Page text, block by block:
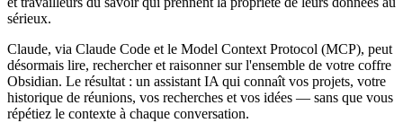
sérieux.
Claude, via Claude Code et le Model Context Protocol (MCP), peut
désormais lire, rechercher et raisonner sur l'ensemble de votre coffre
Obsidian. Le résultat : un assistant IA qui connaît vos projets, votre
historique de réunions, vos recherches et vos idées — sans que vous
répétiez le contexte à chaque conversation.